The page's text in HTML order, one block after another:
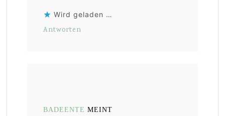
Wird geladen …
Antworten
BADEENTE MEINT